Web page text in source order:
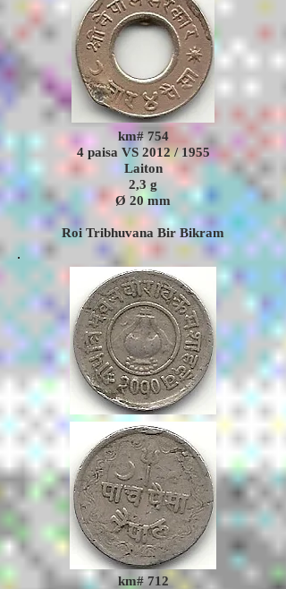
km# 754
4 paisa VS 2012 / 1955
Laiton
2,3 g
Ø 20 mm
Roi Tribhuvana Bir Bikram
km# 712